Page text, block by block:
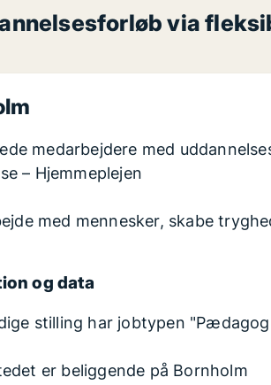
via
medarbejdere med
– Hjemmeplejen
med mennesker, skabe
og data
stilling har jobtypen
er beliggende på Bornholm